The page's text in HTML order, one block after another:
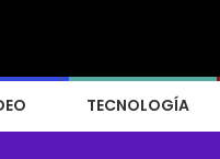
TECNOLOGÍA